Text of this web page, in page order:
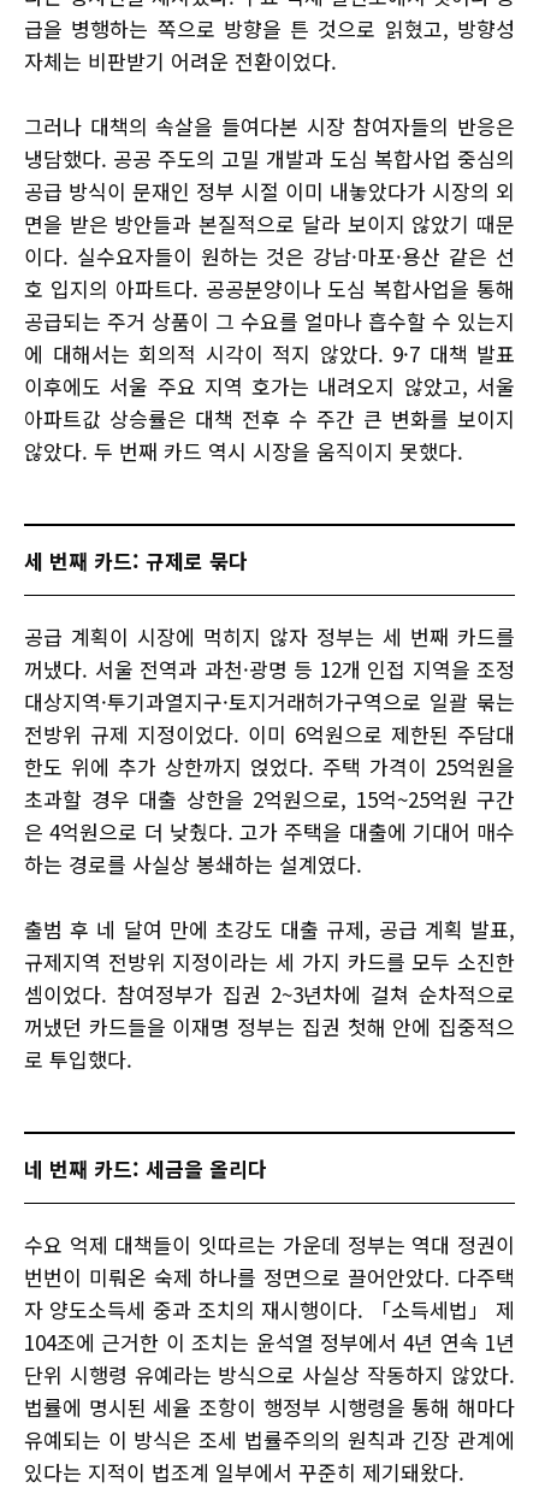
급을 병행하는 쪽으로 방향을 튼 것으로 읽혔고, 방향성
자체는 비판받기 어려운 전환이었다.
그러나 대책의 속살을 들여다본 시장 참여자들의 반응은
냉담했다. 공공 주도의 고밀 개발과 도심 복합사업 중심의
공급 방식이 문재인 정부 시절 이미 내놓았다가 시장의 외
면을 받은 방안들과 본질적으로 달라 보이지 않았기 때문
이다. 실수요자들이 원하는 것은 강남·마포·용산 같은 선
호 입지의 아파트다. 공공분양이나 도심 복합사업을 통해
공급되는 주거 상품이 그 수요를 얼마나 흡수할 수 있는지
에 대해서는 회의적 시각이 적지 않았다. 9·7 대책 발표
이후에도 서울 주요 지역 호가는 내려오지 않았고, 서울
아파트값 상승률은 대책 전후 수 주간 큰 변화를 보이지
않았다. 두 번째 카드 역시 시장을 움직이지 못했다.
세 번째 카드: 규제로 묶다
공급 계획이 시장에 먹히지 않자 정부는 세 번째 카드를
꺼냈다. 서울 전역과 과천·광명 등 12개 인접 지역을 조정
대상지역·투기과열지구·토지거래허가구역으로 일괄 묶는
전방위 규제 지정이었다. 이미 6억원으로 제한된 주담대
한도 위에 추가 상한까지 얹었다. 주택 가격이 25억원을
초과할 경우 대출 상한을 2억원으로, 15억~25억원 구간
은 4억원으로 더 낮췄다. 고가 주택을 대출에 기대어 매수
하는 경로를 사실상 봉쇄하는 설계였다.
출범 후 네 달여 만에 초강도 대출 규제, 공급 계획 발표,
규제지역 전방위 지정이라는 세 가지 카드를 모두 소진한
셈이었다. 참여정부가 집권 2~3년차에 걸쳐 순차적으로
꺼냈던 카드들을 이재명 정부는 집권 첫해 안에 집중적으
로 투입했다.
네 번째 카드: 세금을 올리다
수요 억제 대책들이 잇따르는 가운데 정부는 역대 정권이
번번이 미뤄온 숙제 하나를 정면으로 끌어안았다. 다주택
자 양도소득세 중과 조치의 재시행이다. 「소득세법」 제
104조에 근거한 이 조치는 윤석열 정부에서 4년 연속 1년
단위 시행령 유예라는 방식으로 사실상 작동하지 않았다.
법률에 명시된 세율 조항이 행정부 시행령을 통해 해마다
유예되는 이 방식은 조세 법률주의의 원칙과 긴장 관계에
있다는 지적이 법조계 일부에서 꾸준히 제기돼왔다.